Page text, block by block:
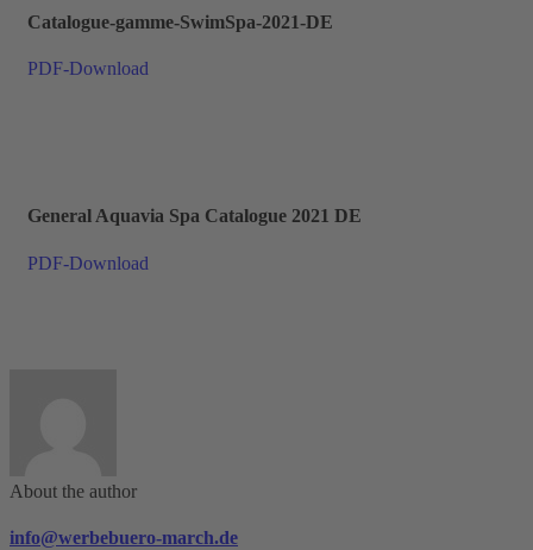
Catalogue-gamme-SwimSpa-2021-DE
PDF-Download
General Aquavia Spa Catalogue 2021 DE
PDF-Download
About the author
info@werbebuero-march.de